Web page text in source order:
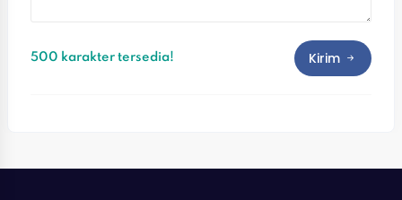
500 karakter tersedia! Kirim